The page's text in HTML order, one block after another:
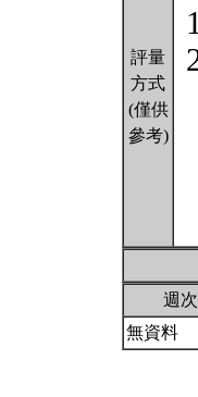
評量
方式
(僅供
參考)
週次
無資料